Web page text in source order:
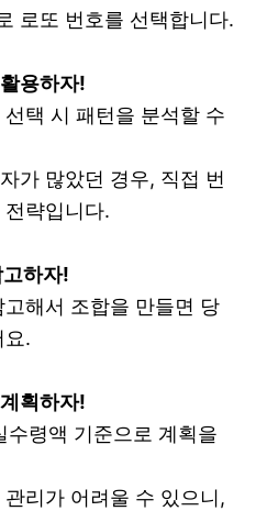
로또 번호를 선택합니다.
용하자!
택 시 패턴을 분석할 수
가 많았던 경우, 직접 번
략입니다.
하자!
해서 조합을 만들면 당
요.
획하자!
수령액 기준으로 계획을
리가 어려울 수 있으니,